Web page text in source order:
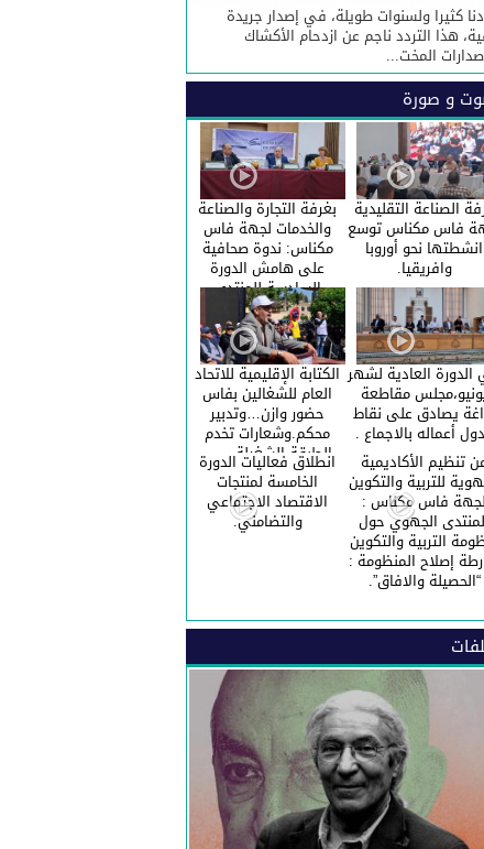
كثيرا ولسنوات طويلة، في إصدار جريدة
هذا التردد ناجم عن ازدحام الأكشاك
المخت...
و صورة
الصناعة التقليدية
فاس مكناس توسع
انشطتها نحو أوروبا
وافريقيا.
بغرفة التجارة والصناعة
والخدمات لجهة فاس
مكناس: ندوة صحافية
على هامش الدورة
السادسة للمنتدى
الاقتصادي للجهة.
العادية لشهر
مقاطعة
يصادق على نقاط
أعماله بالاجماع .
الكتابة الإقليمية للاتحاد
العام للشغالين بفاس
حضور وازن…وتدبير
محكم.وشعارات تخدم
الطبقة الشغيلة ……
احتفالا بالعيد الاممي
للعمال.
تنظيم الأكاديمية
للتربية والتكوين
لجهة فاس مكناس :
الجهوي حول
التربية والتكوين
إصلاح المنظومة :
“الحصيلة والافاق”.
انطلاق فعاليات الدورة
الخامسة لمنتجات
الاقتصاد الاجتماعي
والتضامني.